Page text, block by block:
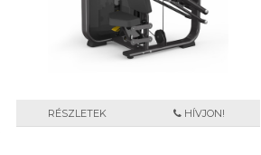
RÉSZLETEK HÍVJON!